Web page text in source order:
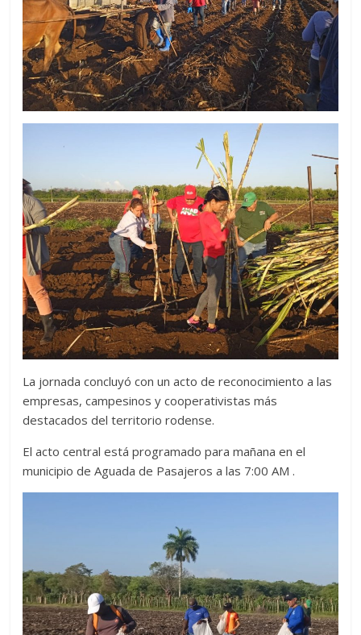
La jornada concluyó con un acto de reconocimiento a las
empresas, campesinos y cooperativistas más
destacados del territorio rodense.
El acto central está programado para mañana en el
municipio de Aguada de Pasajeros a las 7:00 AM .